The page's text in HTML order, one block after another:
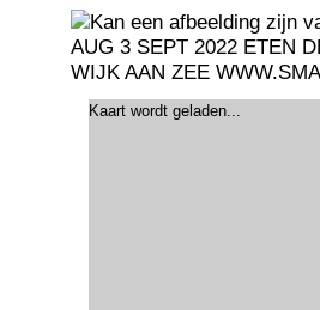
Kaart wordt geladen...